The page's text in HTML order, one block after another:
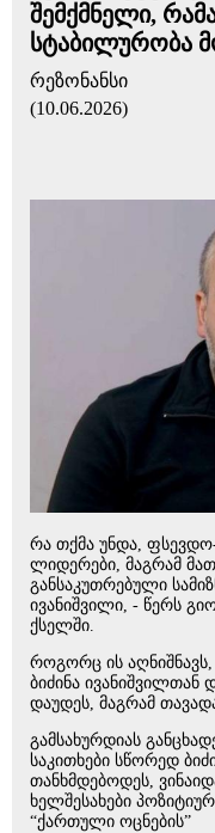
შემქმნელი,
სტაბილურობა
რეზონანსი
(10.06.2026)
რა თქმა უნდა, ფსევდო-
ლიდერები, მაგრამ
განსაკუთრებული
ივანიშვილი, - წერს
ქსელში.
როგორც ის აღნიშნავს,
ბიძინა ივანიშვილთან
დაუდეს, მაგრამ
გამსახურდიას
საკითხები სწორედ
თანხმდებოდეს,
ხელშესახები
“ქართული ოცნების”